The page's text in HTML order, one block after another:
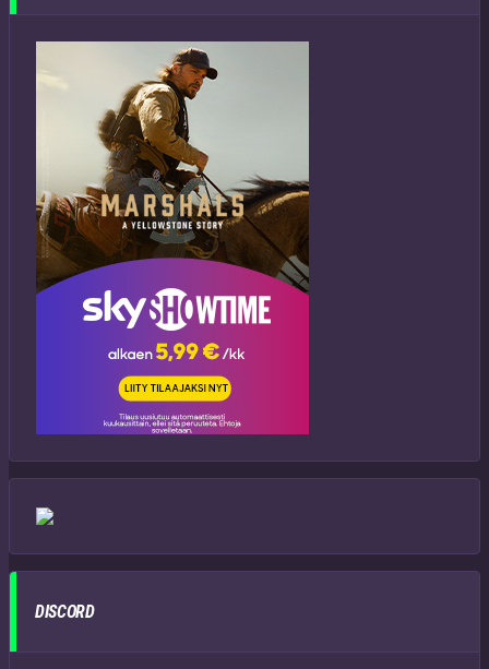
DISCORD